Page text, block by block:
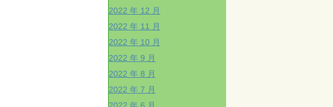
2022 年 12 月
2022 年 11 月
2022 年 10 月
2022 年 9 月
2022 年 8 月
2022 年 7 月
2022 年 6 月